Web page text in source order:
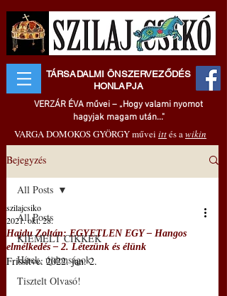
TÁRSADALMI ÖNSZERVEZŐDÉS
HONLAPJA
VERZÁR ÉVA művei – „Hogy valami nyomot
hagyjak magam után..."
VARGA DOMOKOS GYÖRGY művei ittés awikin
Bejegyzés
All Posts
KIEMELT CIKKEK
Hírek, újdonságok
Tisztelt Olvasó!
All Posts
Hajdu Zoltán: EGYETLEN EGY – Hangos
elmélkedés – 2. Létezünk és élünk
szilajcsiko
2021. okt. 28.
Frissítve:2022. jan. 2.